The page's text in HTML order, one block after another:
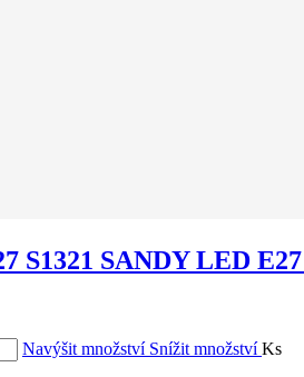
S1321 SANDY LED
Navýšit množství Snížit množstvíKs